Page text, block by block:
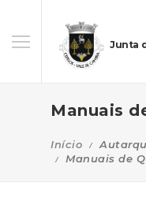
Junta
Manuais
Início
Manuais de